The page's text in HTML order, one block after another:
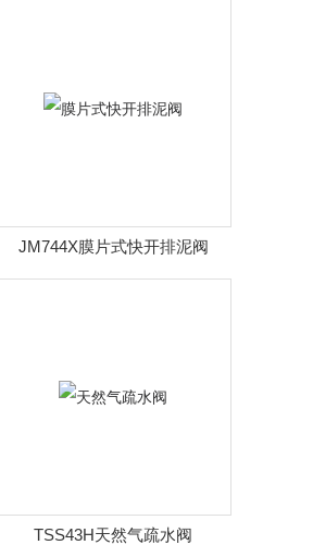
JM744X膜片式快开排泥阀
TSS43H天然气疏水阀